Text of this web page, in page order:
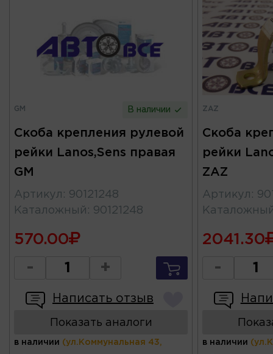
GM В наличии
Скоба крепления рулевой
рейки Lanos,Sens правая
GM
Артикул : 90121248
Каталожный : 90121248
570.00
- +
Написать отзыв
Показать аналоги
в наличии (ул.Коммунальная 43,
ZAZ
Скоба
рейки
ZAZ
Артикул :
2041.30
-
в наличии